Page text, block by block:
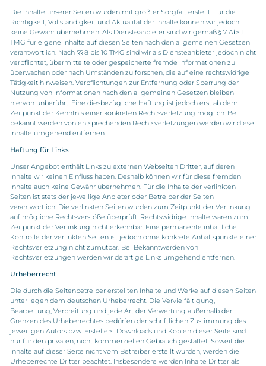
Die Inhalte unserer Seiten wurden mit größter Sorgfalt erstellt. Für die
Richtigkeit, Vollständigkeit und Aktualität der Inhalte können wir jedoch
keine Gewähr übernehmen. Als Diensteanbieter sind wir gemäß § 7 Abs.1
TMG für eigene Inhalte auf diesen Seiten nach den allgemeinen Gesetzen
verantwortlich. Nach §§ 8 bis 10 TMG sind wir als Diensteanbieter jedoch nicht
verpflichtet, übermittelte oder gespeicherte fremde Informationen zu
überwachen oder nach Umständen zu forschen, die auf eine rechtswidrige
Tätigkeit hinweisen. Verpflichtungen zur Entfernung oder Sperrung der
Nutzung von Informationen nach den allgemeinen Gesetzen bleiben
hiervon unberührt. Eine diesbezügliche Haftung ist jedoch erst ab dem
Zeitpunkt der Kenntnis einer konkreten Rechtsverletzung möglich. Bei
bekannt werden von entsprechenden Rechtsverletzungen werden wir diese
Inhalte umgehend entfernen.
Haftung für Links
Unser Angebot enthält Links zu externen Webseiten Dritter, auf deren
Inhalte wir keinen Einfluss haben. Deshalb können wir für diese fremden
Inhalte auch keine Gewähr übernehmen. Für die Inhalte der verlinkten
Seiten ist stets der jeweilige Anbieter oder Betreiber der Seiten
verantwortlich. Die verlinkten Seiten wurden zum Zeitpunkt der Verlinkung
auf mögliche Rechtsverstöße überprüft. Rechtswidrige Inhalte waren zum
Zeitpunkt der Verlinkung nicht erkennbar. Eine permanente inhaltliche
Kontrolle der verlinkten Seiten ist jedoch ohne konkrete Anhaltspunkte einer
Rechtsverletzung nicht zumutbar. Bei Bekanntwerden von
Rechtsverletzungen werden wir derartige Links umgehend entfernen.
Urheberrecht
Die durch die Seitenbetreiber erstellten Inhalte und Werke auf diesen Seiten
unterliegen dem deutschen Urheberrecht. Die Vervielfältigung,
Bearbeitung, Verbreitung und jede Art der Verwertung außerhalb der
Grenzen des Urheberrechtes bedürfen der schriftlichen Zustimmung des
jeweiligen Autors bzw. Erstellers. Downloads und Kopien dieser Seite sind
nur für den privaten, nicht kommerziellen Gebrauch gestattet. Soweit die
Inhalte auf dieser Seite nicht vom Betreiber erstellt wurden, werden die
Urheberrechte Dritter beachtet. Insbesondere werden Inhalte Dritter als